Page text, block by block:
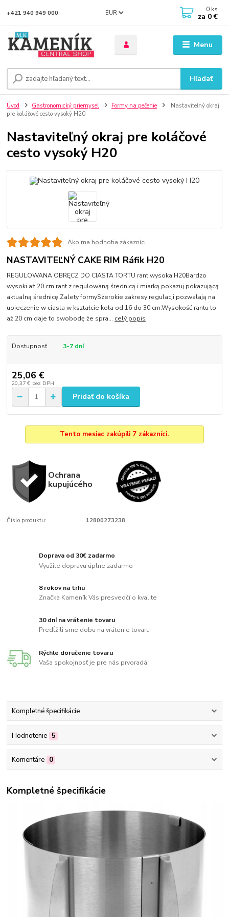
Menu
EUR
Hľadať
+421 940 949 000 0 ks
za 0 €
Úvod Gastronomický priemysel Formy na pečenie
Nastaviteľný okraj
pre koláčové cesto vysoký H20
Nastaviteľný okraj pre koláčové
cesto vysoký H20
Ako ma hodnotia zákazníci
NASTAVITEĽNÝ CAKE RIM Ráfik H20
REGULOWANA OBRĘCZ DO CIASTA TORTU rant wysoka H20Bardzo
wysoki aż 20 cm rant z regulowaną średnicą i miarką pokazuj pokazującą
aktualną średnicę.Zalety formySzerokie zakresy regulacji pozwalają na
upieczenie w ciasta w kształcie koła od 16 do 30 cm.Wysokość rantu to
aż 20 cm daje to swobodę że spra... celý popis
Dostupnosť 3-7 dní
25,06 €
20,37 € bez DPH
Pridať do košíka
Tento mesiac zakúpili 7 zákazníci.
Ochrana
kupujúcého
Číslo produktu: 12800273238
Doprava od 30€ zadarmo
Využite dopravu úplne zadarmo
8 rokov na trhu
Značka Kameník Vás presvedčí o kvalite
30 dní na vrátenie tovaru
Predĺžili sme dobu na vrátenie tovaru
Rýchle doručenie tovaru
Vaša spokojnosť je pre nás prvoradá
Kompletné špecifikácie
Hodnotenie 5
Komentáre 0
Kompletné špecifikácie